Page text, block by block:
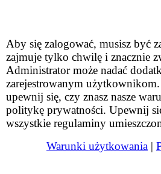
Aby się zalogować, musisz być
zajmuje tylko chwilę i znacznie
Administrator może nadać
zarejestrowanym użytkownikom.
upewnij się, czy znasz nasze
politykę prywatności. Upewnij się
wszystkie regulaminy
Warunki użytkowania |